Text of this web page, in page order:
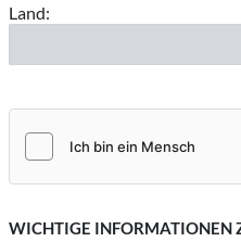
Land:
WICHTIGE INFORMATIONEN